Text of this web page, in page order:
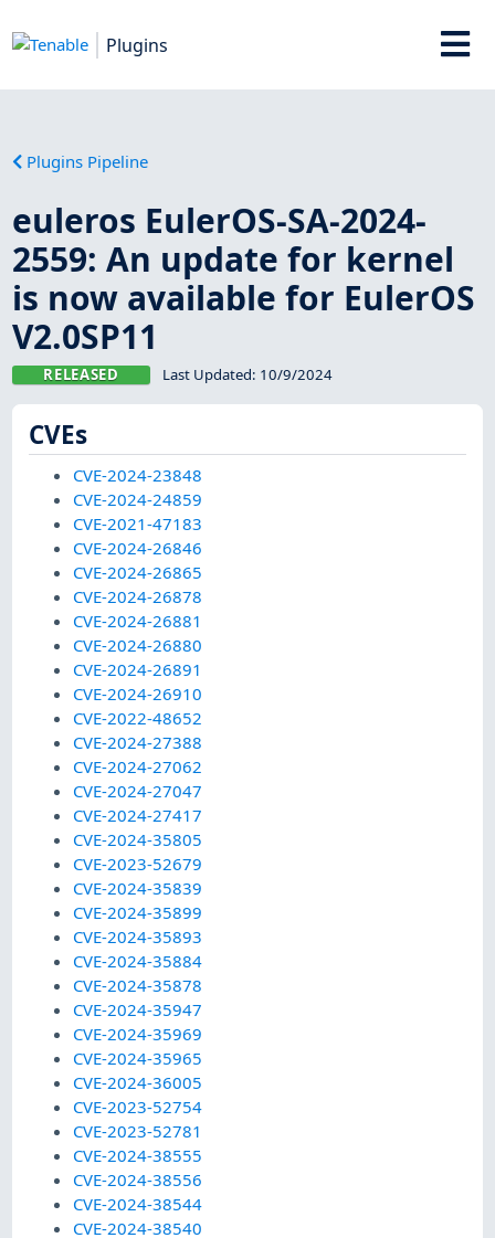
Plugins
Plugins Pipeline
euleros EulerOS-SA-2024-
2559: An update for kernel
is now available for EulerOS
V2.0SP11
RELEASED Last Updated: 10/9/2024
CVEs
CVE-2024-23848
CVE-2024-24859
CVE-2021-47183
CVE-2024-26846
CVE-2024-26865
CVE-2024-26878
CVE-2024-26881
CVE-2024-26880
CVE-2024-26891
CVE-2024-26910
CVE-2022-48652
CVE-2024-27388
CVE-2024-27062
CVE-2024-27047
CVE-2024-27417
CVE-2024-35805
CVE-2023-52679
CVE-2024-35839
CVE-2024-35899
CVE-2024-35893
CVE-2024-35884
CVE-2024-35878
CVE-2024-35947
CVE-2024-35969
CVE-2024-35965
CVE-2024-36005
CVE-2023-52754
CVE-2023-52781
CVE-2024-38555
CVE-2024-38556
CVE-2024-38544
CVE-2024-38540